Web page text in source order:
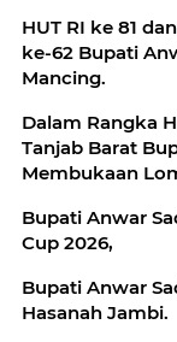
HUT RI ke 81
ke-62 Bupati Anwar Sadat Resmi Buka Lomba
Mancing.
Dalam Rangka
Tanjab Barat
Membukaan
Bupati Anwar Sadat Buka Turnamen Sepak
Cup 2026,
Bupati Anwar
Hasanah Jambi.